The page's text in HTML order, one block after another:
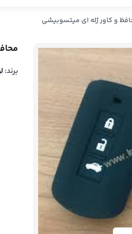
و کاور ژله ای میتسوبیشی
برند: